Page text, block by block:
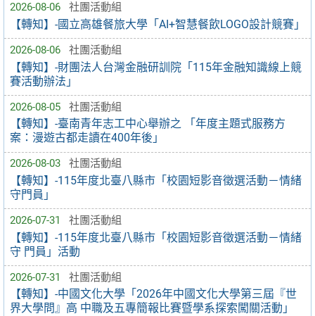
2026-08-06 社團活動組
【轉知】-國立高雄餐旅大學「AI+智慧餐飲LOGO設計競賽」
2026-08-06 社團活動組
【轉知】-財團法人台灣金融研訓院「115年金融知識線上競
賽活動辦法」
2026-08-05 社團活動組
【轉知】-臺南青年志工中心舉辦之 「年度主題式服務方
案：漫遊古都走讀在400年後」
2026-08-03 社團活動組
【轉知】-115年度北臺八縣市「校園短影音徵選活動－情緒
守門員」
2026-07-31 社團活動組
【轉知】-115年度北臺八縣市「校園短影音徵選活動－情緒
守 門員」活動
2026-07-31 社團活動組
【轉知】-中國文化大學「2026年中國文化大學第三屆『世
界大學問』高 中職及五專簡報比賽暨學系探索闖關活動」